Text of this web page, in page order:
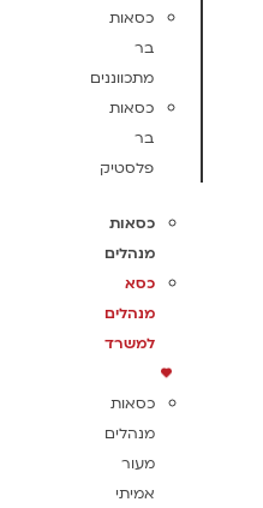
כסאות
בר
מתכווננים
כסאות
בר
פלסטיק
כסאות
מנהלים
כסא
מנהלים
למשרד
כסאות
מנהלים
מעור
אמיתי